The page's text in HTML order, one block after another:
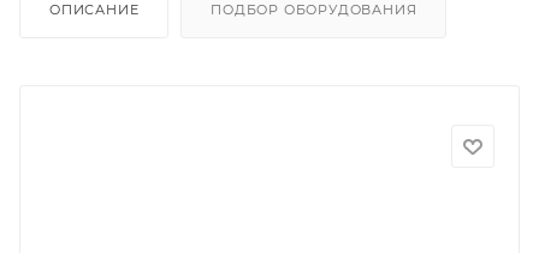
ОПИСАНИЕ ПОДБОР ОБОРУДОВАНИЯ